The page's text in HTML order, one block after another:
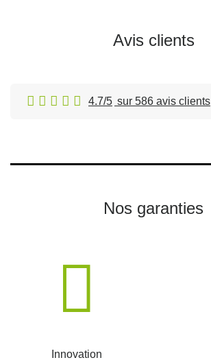
Avis clients
4.7/5 sur 586 avis clients
Nos garanties
Innovation